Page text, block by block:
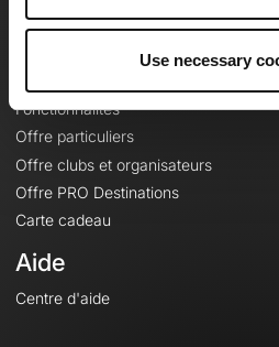
Use necessary
Fonctionnalités
Offre particuliers
Offre clubs et organisateurs
Offre PRO Destinations
Carte cadeau
Aide
Centre d'aide